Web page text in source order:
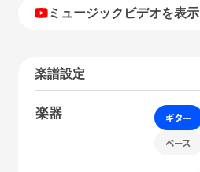
ミュージックビデオを表示
楽譜設定
楽器 ギター
ベース